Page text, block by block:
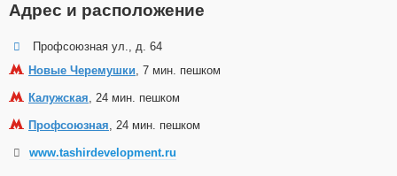
Адрес и расположение
Профсоюзная ул., д. 64
Новые Черемушки , 7 мин. пешком
Калужская , 24 мин. пешком
Профсоюзная , 24 мин. пешком
www.tashirdevelopment.ru